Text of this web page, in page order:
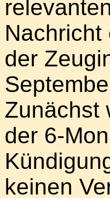
Nachricht
der
Zunächst
der 6-
keinen